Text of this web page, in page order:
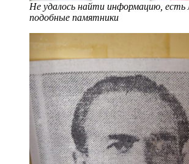
Не удалось найти информацию, есть
подобные памятники